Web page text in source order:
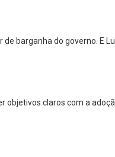
barganha do governo. E
claros com a